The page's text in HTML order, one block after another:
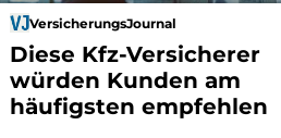
VersicherungsJournal
Diese Kfz-Versicherer
würden Kunden am
häufigsten empfehlen